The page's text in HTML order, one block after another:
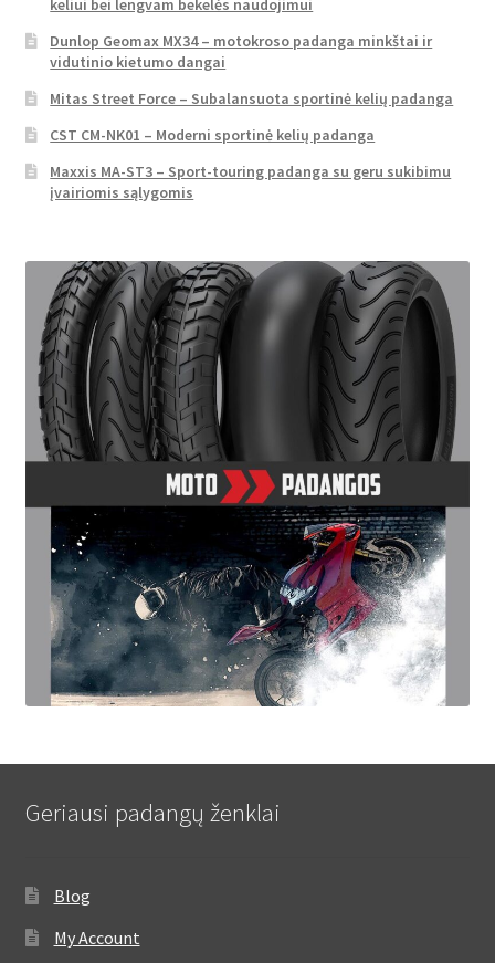
keliui bei lengvam bekelės naudojimui
Dunlop Geomax MX34 – motokroso padanga minkštai ir
vidutinio kietumo dangai
Mitas Street Force – Subalansuota sportinė kelių padanga
CST CM-NK01 – Moderni sportinė kelių padanga
Maxxis MA-ST3 – Sport-touring padanga su geru sukibimu
įvairiomis sąlygomis
Geriausi padangų ženklai
Blog
My Account